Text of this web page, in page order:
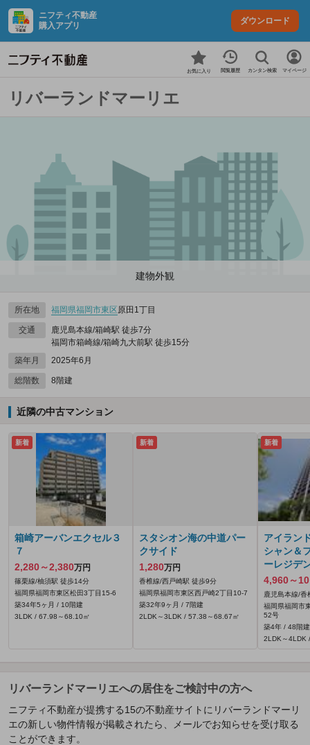
ニフティ不動産
購入アプリ
ダウンロード
お気に入り 閲覧履歴 カンタン検索 マイページ
リバーランドマーリエ
建物外観
所在地 福岡県福岡市東区原田1丁目
交通
鹿児島本線/箱崎駅 徒歩7分
福岡市箱崎線/箱崎九大前駅 徒歩15分
築年月
2025年6月
総階数 8階建
近隣の中古マンション
新着
箱崎アーバンエクセル３
７
2,280～2,380万円
篠栗線/柚須駅 徒歩14分
福岡県福岡市東区松田3丁目15-6
築34年5ヶ月 / 10階建
3LDK / 67.98～68.10㎡
新着
スタシオン海の中道パー
クサイド
1,280万円
香椎線/西戸崎駅 徒歩9分
福岡県福岡市東区西戸崎2丁目10-7
築32年9ヶ月 / 7階建
2LDK～3LDK / 57.38～68.67㎡
新着
アイラン
シャン＆
ーレジデ
4,960～
鹿児島本線/香
福岡県福岡市
52号
築4年 / 48階建
2LDK～4LDK
リバーランドマーリエへの居住をご検討中の方へ
ニフティ不動産が提携する15の不動産サイトにリバーランドマーリ
エの新しい物件情報が掲載されたら、メールでお知らせを受け取る
ことができます。